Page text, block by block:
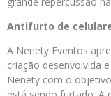
Antifurto de
A Nenety Eventos
criação desenvolvida
Nenety com o